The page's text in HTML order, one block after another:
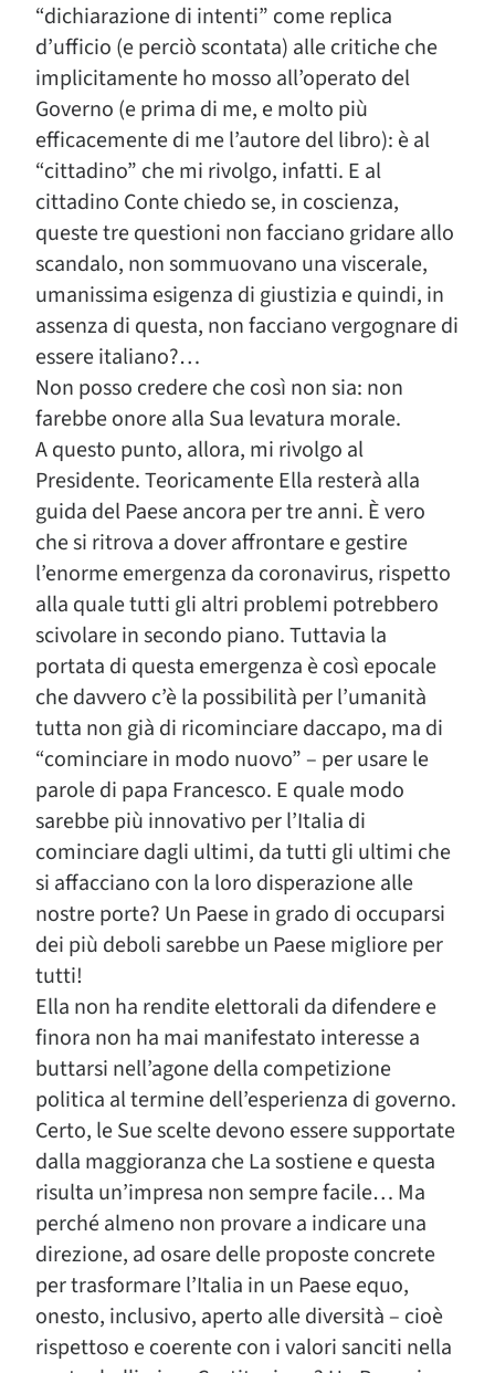
“dichiarazione di intenti” come replica
d’ufficio (e perciò scontata) alle critiche che
implicitamente ho mosso all’operato del
Governo (e prima di me, e molto più
efficacemente di me l’autore del libro): è al
“cittadino” che mi rivolgo, infatti. E al
cittadino Conte chiedo se, in coscienza,
queste tre questioni non facciano gridare allo
scandalo, non sommuovano una viscerale,
umanissima esigenza di giustizia e quindi, in
assenza di questa, non facciano vergognare di
essere italiano?…
Non posso credere che così non sia: non
farebbe onore alla Sua levatura morale.
A questo punto, allora, mi rivolgo al
Presidente. Teoricamente Ella resterà alla
guida del Paese ancora per tre anni. È vero
che si ritrova a dover affrontare e gestire
l’enorme emergenza da coronavirus, rispetto
alla quale tutti gli altri problemi potrebbero
scivolare in secondo piano. Tuttavia la
portata di questa emergenza è così epocale
che davvero c’è la possibilità per l’umanità
tutta non già di ricominciare daccapo, ma di
“cominciare in modo nuovo” – per usare le
parole di papa Francesco. E quale modo
sarebbe più innovativo per l’Italia di
cominciare dagli ultimi, da tutti gli ultimi che
si affacciano con la loro disperazione alle
nostre porte? Un Paese in grado di occuparsi
dei più deboli sarebbe un Paese migliore per
tutti!
Ella non ha rendite elettorali da difendere e
finora non ha mai manifestato interesse a
buttarsi nell’agone della competizione
politica al termine dell’esperienza di governo.
Certo, le Sue scelte devono essere supportate
dalla maggioranza che La sostiene e questa
risulta un’impresa non sempre facile… Ma
perché almeno non provare a indicare una
direzione, ad osare delle proposte concrete
per trasformare l’Italia in un Paese equo,
onesto, inclusivo, aperto alle diversità – cioè
rispettoso e coerente con i valori sanciti nella